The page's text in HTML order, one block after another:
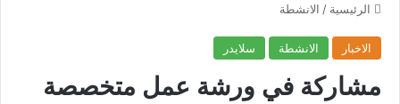
الرئيسية / الانشطة
الاخبار الانشطة سلايدر
مشاركة في ورشة عمل متخصصة